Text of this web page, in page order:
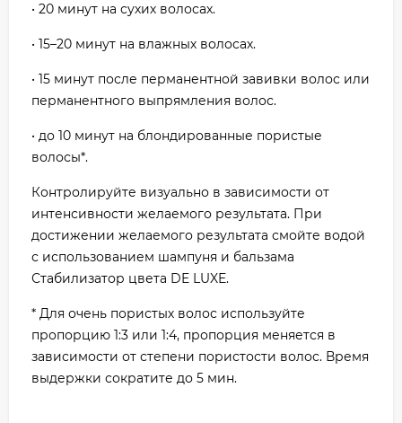
• 20 минут на сухих волосах.
• 15–20 минут на влажных волосах.
• 15 минут после перманентной завивки волос или
перманентного выпрямления волос.
• до 10 минут на блондированные пористые
волосы*.
Контролируйте визуально в зависимости от
интенсивности желаемого результата. При
достижении желаемого результата смойте водой
с использованием шампуня и бальзама
Стабилизатор цвета DE LUXE.
* Для очень пористых волос используйте
пропорцию 1:3 или 1:4, пропорция меняется в
зависимости от степени пористости волос. Время
выдержки сократите до 5 мин.